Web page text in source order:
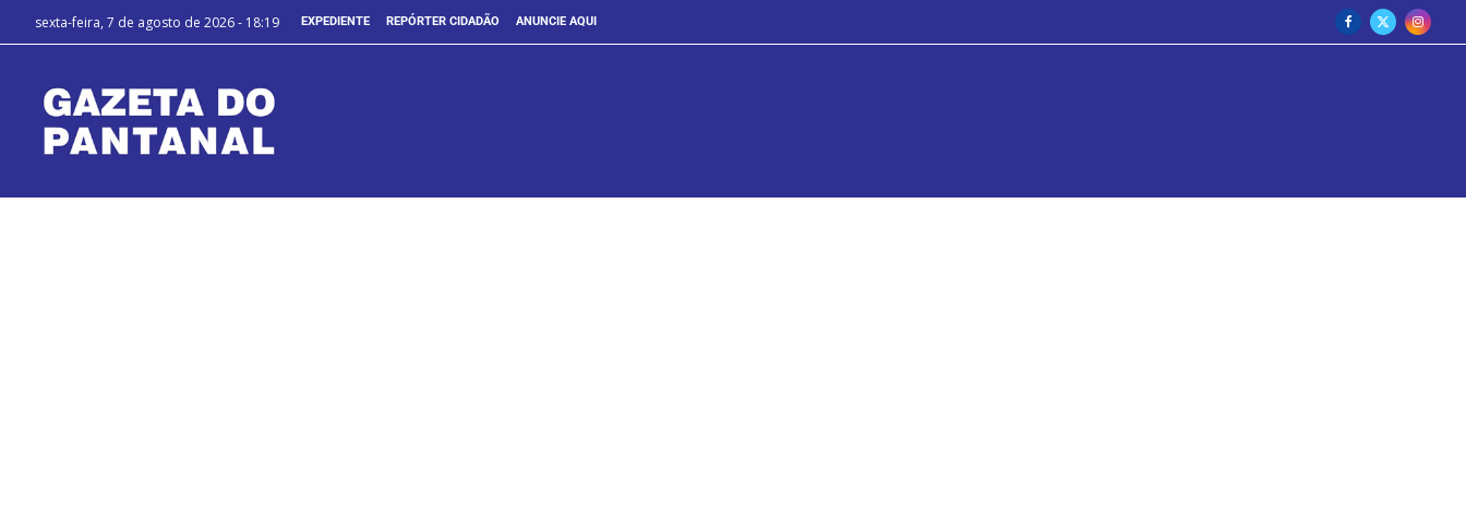
sexta-feira, 7 de agosto de 2026 - 18:19 EXPEDIENTE REPÓRTER CIDADÃO ANUNCIE AQUI